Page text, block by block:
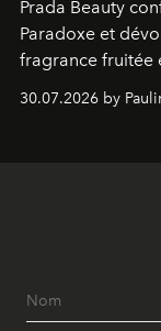
Prada Beauty
Paradoxe et
fragrance fruitée
Chemistry Eau de
30.07.2026 by